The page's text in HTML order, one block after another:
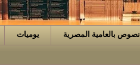
يوميات نصوص بالعامية المصرية